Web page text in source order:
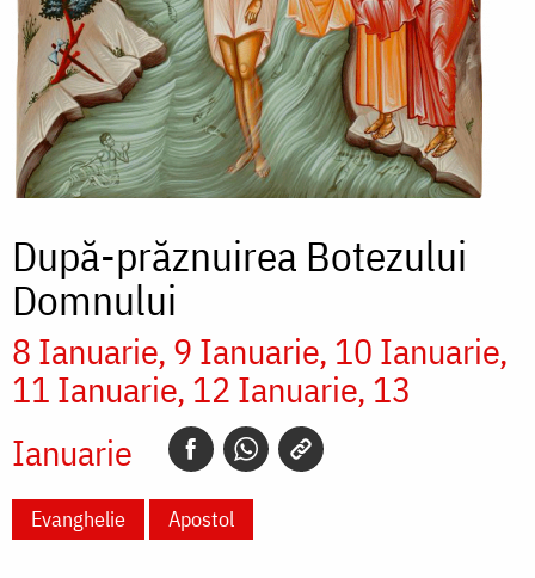
După-prăznuirea Botezului
Domnului
8 Ianuarie 9 Ianuarie 10 Ianuarie
11 Ianuarie 12 Ianuarie 13
Ianuarie
Evanghelie Apostol